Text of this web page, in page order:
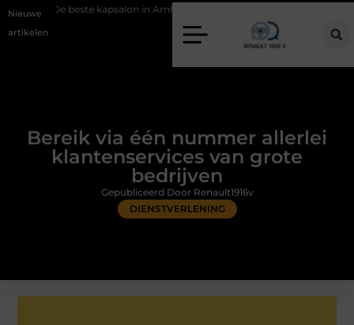
Nieuwe
artikelen
kapsalon in Arnhem: meer dan alleen een knipbeurt
Bereik via één nummer allerlei
klantenservices van grote
bedrijven
DIENSTVERLENING
Gepubliceerd Door Renault1916v